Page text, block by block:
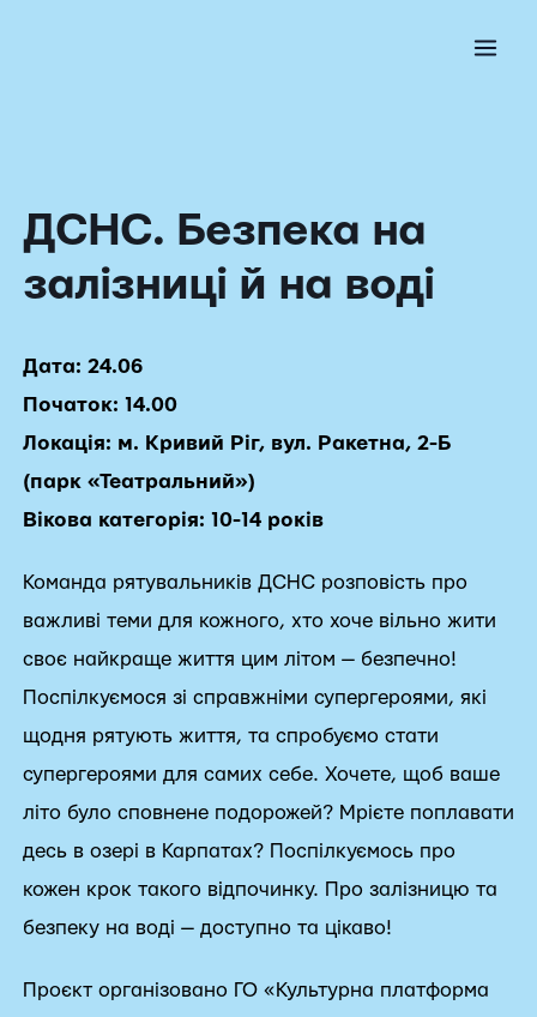
ДСНС. Безпека на
залізниці й на воді
Дата: 24.06
Початок: 14.00
Локація: м. Кривий Ріг, вул. Ракетна, 2-Б
(парк «Театральний»)
Вікова категорія: 10-14 років
Команда рятувальників ДСНС розповість про
важливі теми для кожного, хто хоче вільно жити
своє найкраще життя цим літом — безпечно!
Поспілкуємося зі справжніми супергероями, які
щодня рятують життя, та спробуємо стати
супергероями для самих себе. Хочете, щоб ваше
літо було сповнене подорожей? Мрієте поплавати
десь в озері в Карпатах? Поспілкуємось про
кожен крок такого відпочинку. Про залізницю та
безпеку на воді — доступно та цікаво!
Проєкт організовано ГО «Культурна платформа